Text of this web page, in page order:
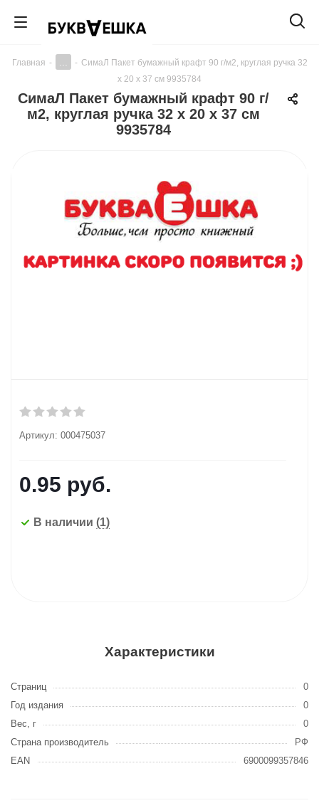
Главная - - СимаЛ Пакет бумажный крафт 90 г/м2, круглая ручка 32
х 20 х 37 см 9935784
СимаЛ Пакет бумажный крафт 90 г/
м2, круглая ручка 32 х 20 х 37 см
9935784
Артикул: 000475037
0.95 руб.
В наличии (1)
Характеристики
Страниц
0
Год издания
0
Вес, г
0
Страна производитель
РФ
EAN
6900099357846